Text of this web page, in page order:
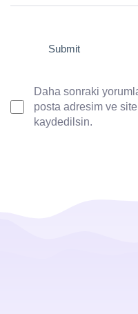
Daha sonraki
posta adresim ve
kaydedilsin.